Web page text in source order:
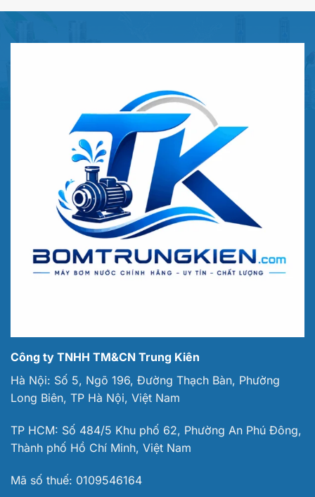
Công ty TNHH TM&CN Trung Kiên
Hà Nội: Số 5, Ngõ 196, Đường Thạch Bàn, Phường
Long Biên, TP Hà Nội, Việt Nam
TP HCM: Số 484/5 Khu phố 62, Phường An Phú Đông,
Thành phố Hồ Chí Minh, Việt Nam
Mã số thuế: 0109546164